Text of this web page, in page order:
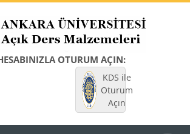
OTURUM AÇIN:
KDS ile
Oturum
Açın